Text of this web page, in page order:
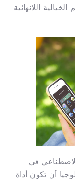
اللانهائية
في
أن تكون أداة